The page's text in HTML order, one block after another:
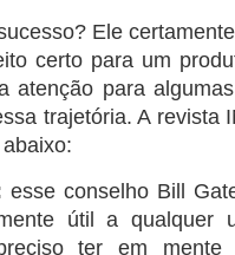
Ele
certo para um
atenção para
trajetória. A revista
esse conselho Bill
útil a qualquer
ter em mente